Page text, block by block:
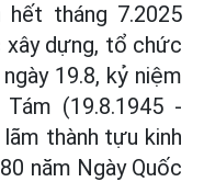
tháng 7.2025
xây dựng, tổ chức
19.8, kỷ niệm
(19.8.1945 -
thành tựu kinh
năm Ngày Quốc